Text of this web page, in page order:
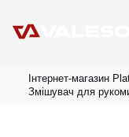
Інтернет-магазин
Змішувач для